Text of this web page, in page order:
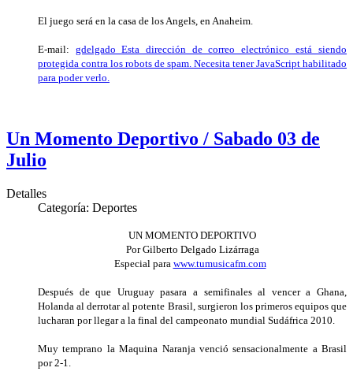
El juego será en la casa de los Angels, en Anaheim.
E-mail: gdelgado_ Esta dirección de correo electrónico está siendo
protegida contra los robots de spam. Necesita tener JavaScript habilitado
para poder verlo.
Un Momento Deportivo / Sabado 03 de
Julio
Detalles
Categoría: Deportes
UN MOMENTO DEPORTIVO
Por Gilberto Delgado Lizárraga
Especial para www.tumusicafm.com
Después de que Uruguay pasara a semifinales al vencer a Ghana,
Holanda al derrotar al potente Brasil, surgieron los primeros equipos que
lucharan por llegar a la final del campeonato mundial Sudáfrica 2010.
Muy temprano la Maquina Naranja venció sensacionalmente a Brasil
por 2-1.